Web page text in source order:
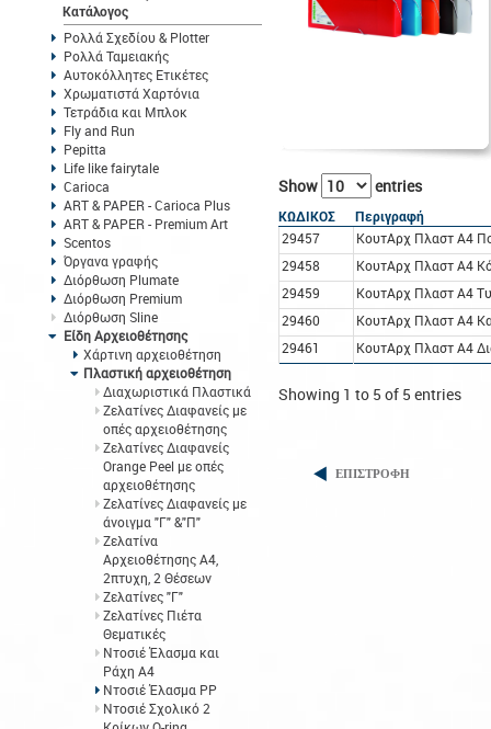
Κατάλογος
Ρολλά Σχεδίου & Plotter
Ρολλά Ταμειακής
Αυτοκόλλητες Ετικέτες
Χρωματιστά Χαρτόνια
Τετράδια και Μπλοκ
Fly and Run
Pepitta
Life like fairytale
Carioca
ART & PAPER - Carioca Plus
ART & PAPER - Premium Art
Scentos
Όργανα γραφής
Διόρθωση Plumate
Διόρθωση Premium
Διόρθωση Sline
Είδη Αρχειοθέτησης
Χάρτινη αρχειοθέτηση
Πλαστική αρχειοθέτηση
Διαχωριστικά Πλαστικά
Ζελατίνες Διαφανείς με
οπές αρχειοθέτησης
Ζελατίνες Διαφανείς
Orange Peel με οπές
αρχειοθέτησης
Ζελατίνες Διαφανείς με
άνοιγμα "Γ" &"Π"
Ζελατίνα
Αρχειοθέτησης Α4,
2πτυχη, 2 Θέσεων
Ζελατίνες "Γ"
Ζελατίνες Πιέτα
Θεματικές
Ντοσιέ Έλασμα και
Ράχη Α4
Ντοσιέ Έλασμα PP
Ντοσιέ Σχολικό 2
Show entries
ΚΩΔΙΚΟΣ
Περιγραφή
29457
ΚουτΑρχ Πλαστ A4
29458
ΚουτΑρχ Πλαστ A4
29459
ΚουτΑρχ Πλαστ A4
29460
ΚουτΑρχ Πλαστ A4
29461
ΚουτΑρχ Πλαστ A4
Showing 1 to 5 of 5 entries
ΕΠΙΣΤΡΟΦΗ